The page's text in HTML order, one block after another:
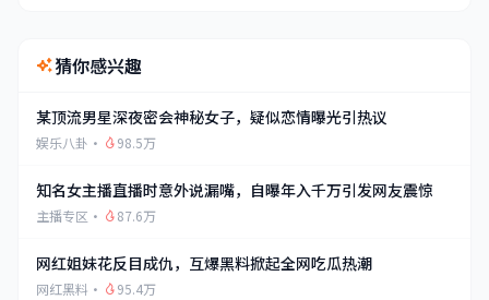
猜你感兴趣
某顶流男星深夜密会神秘女子，疑似恋情曝光引热议
娱乐八卦 · 98.5万
知名女主播直播时意外说漏嘴，自曝年入千万引发网友震惊
主播专区 · 87.6万
网红姐妹花反目成仇，互爆黑料掀起全网吃瓜热潮
网红黑料 · 95.4万